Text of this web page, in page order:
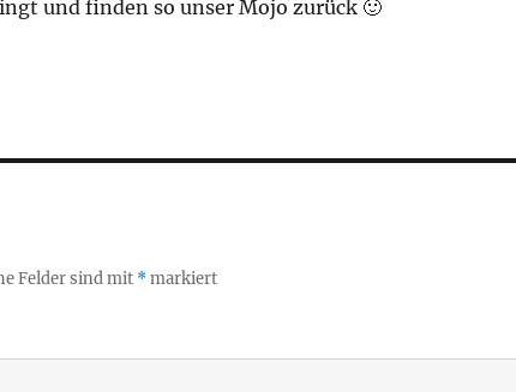
und finden so unser Mojo zurück 🙂
Felder sind mit *markiert